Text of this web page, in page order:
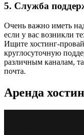
5. Служба
Очень важно иметь
если у вас возникли
Ищите хостинг-
круглосуточную
различным каналам,
почта.
Аренда